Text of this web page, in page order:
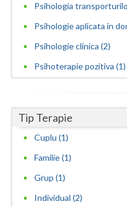
Sibiu
Suceava
Timis
Tulcea
Valcea
Vaslui
Vrancea
Psihologia
Psihologie aplicata in
Psihologie clinica (2)
Psihoterapie pozitiva (1)
Tip Terapie
Cuplu (1)
Familie (1)
Grup (1)
Individual (2)